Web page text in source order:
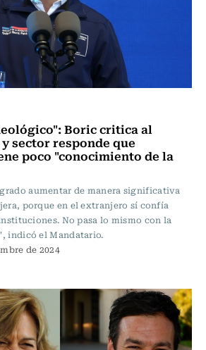
Boric critica al
sector responde que
poco "conocimiento de la
aumentar de manera significativa
porque en el extranjero sí confía
No pasa lo mismo con la
indicó el Mandatario.
de 2024